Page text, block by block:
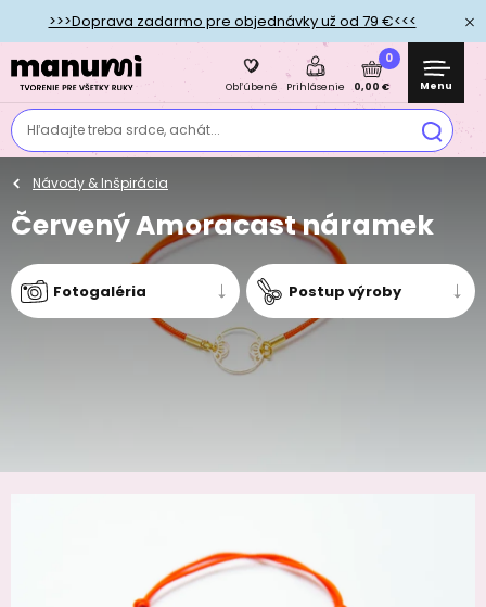
>>>Doprava zadarmo pre objednávky už od 79 €<<<
Hľadajte treba srdce, achát...
Obľúbené Prihlásenie
0
0,00 € Menu
Návody & Inšpirácia
Červený Amoracast náramek
Fotogaléria Postup výroby